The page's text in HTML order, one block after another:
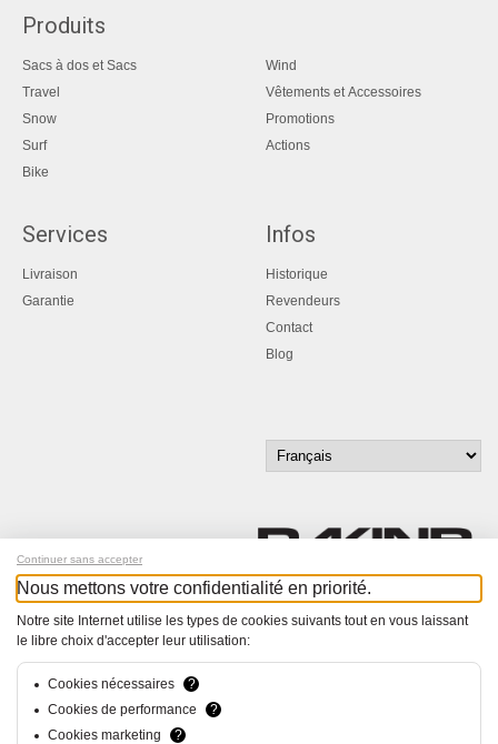
Produits
Sacs à dos et Sacs
Travel
Snow
Surf
Bike
Wind
Vêtements et Accessoires
Promotions
Actions
Services
Livraison
Garantie
Infos
Historique
Revendeurs
Contact
Blog
Inscrivez-vous à notre newsletter !
© Bucher+Walt 2011-2026
Tous droits réservés - Informations non contractuelles
Continuer sans accepter
Nous mettons votre confidentialité en priorité.
Notre site Internet utilise les types de cookies suivants tout en vous laissant
le libre choix d'accepter leur utilisation:
Cookies nécessaires
?
Cookies de performance
?
Cookies marketing
?